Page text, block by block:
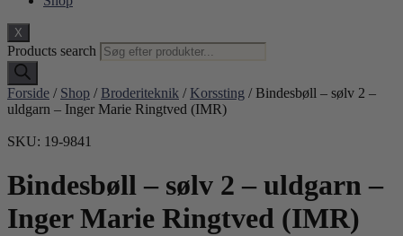
X
Products search
Forside / Shop / Broderiteknik / Korssting / Bindesbøll – sølv 2 –
uldgarn – Inger Marie Ringtved (IMR)
SKU: 19-9841
Bindesbøll – sølv 2 – uldgarn –
Inger Marie Ringtved (IMR)